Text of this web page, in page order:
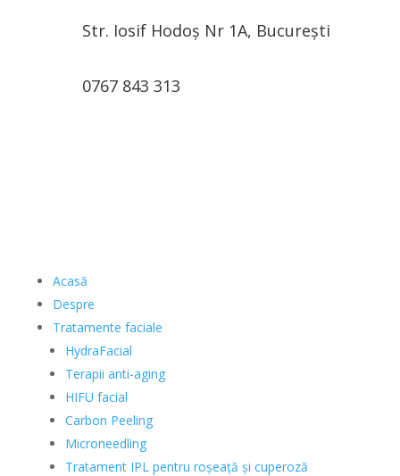
Str. Iosif Hodoș Nr 1A, București
0767 843 313
Acasă
Despre
Tratamente faciale
HydraFacial
Terapii anti-aging
HIFU facial
Carbon Peeling
Microneedling
Tratament IPL pentru roșeață și cuperoză